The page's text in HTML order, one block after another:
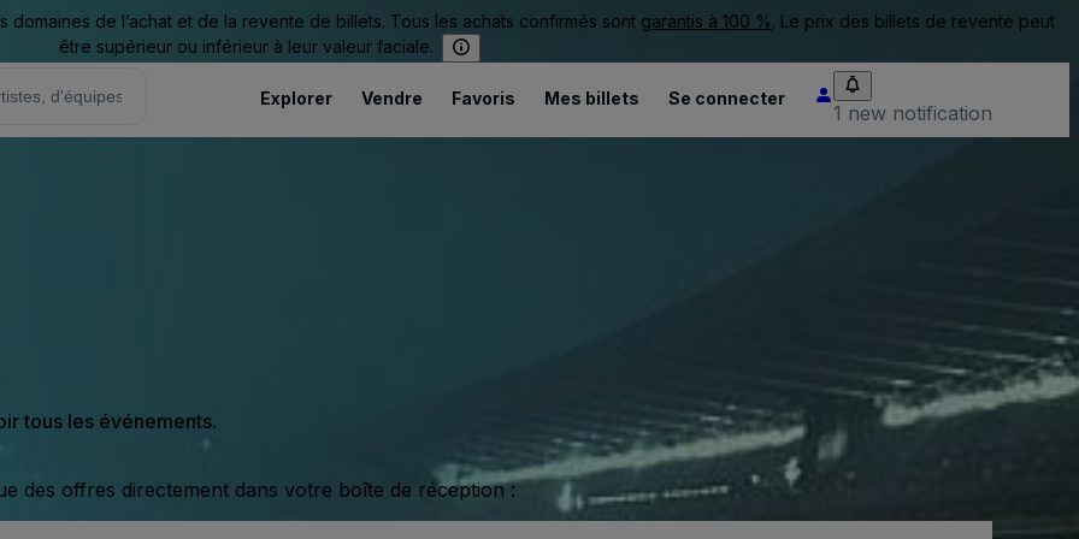
de l’achat et de la revente de billets. Tous les achats confirmés sont garantis à 100 %. Le prix des billets de revente peut
être supérieur ou inférieur à leur valeur faciale.
Explorer Vendre Favoris Mes billets Se connecter
1 new notification
tous les événements.
des offres directement dans votre boîte de réception :